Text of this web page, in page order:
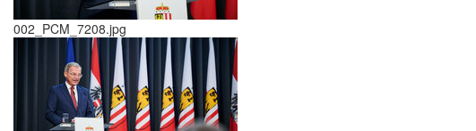
002_PCM_7208.jpg